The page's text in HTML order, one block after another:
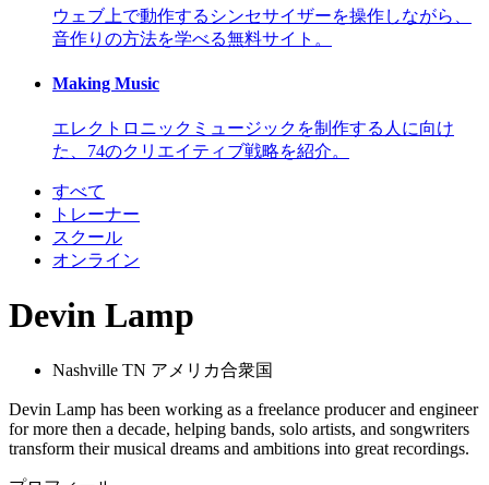
ウェブ上で動作するシンセサイザーを操作しながら、
音作りの方法を学べる無料サイト。
Making Music
エレクトロニックミュージックを制作する人に向け
た、74のクリエイティブ戦略を紹介。
すべて
トレーナー
スクール
オンライン
Devin Lamp
Nashville TN アメリカ合衆国
Devin Lamp has been working as a freelance producer and engineer
for more then a decade, helping bands, solo artists, and songwriters
transform their musical dreams and ambitions into great recordings.